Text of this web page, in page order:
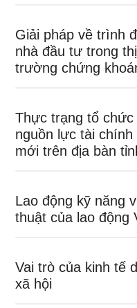
Giải pháp về trình
nhà đầu tư trong
trường chứng
Thực trạng tổ
nguồn lực tài
mới trên địa bàn
Lao động kỹ năng
thuật của lao động
Vai trò của kinh tế
xã hội